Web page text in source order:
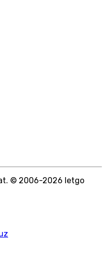
© 2006-2026 letgo